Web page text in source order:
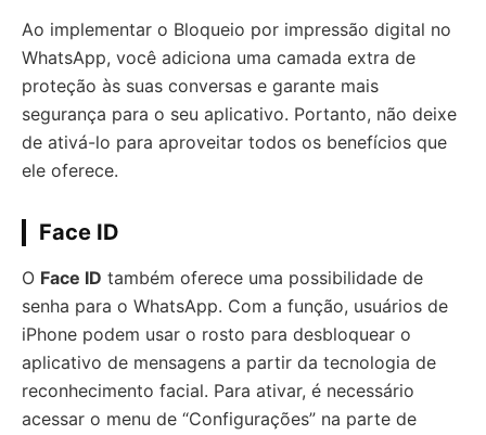
Ao implementar o Bloqueio por impressão digital no
WhatsApp, você adiciona uma camada extra de
proteção às suas conversas e garante mais
segurança para o seu aplicativo. Portanto, não deixe
de ativá-lo para aproveitar todos os benefícios que
ele oferece.
Face ID
O Face ID também oferece uma possibilidade de
senha para o WhatsApp. Com a função, usuários de
iPhone podem usar o rosto para desbloquear o
aplicativo de mensagens a partir da tecnologia de
reconhecimento facial. Para ativar, é necessário
acessar o menu de “Configurações” na parte de